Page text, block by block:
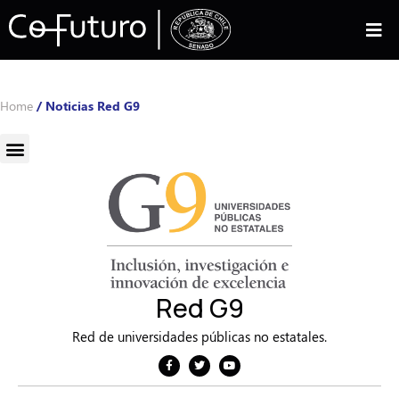
Home / Noticias Red G9
Red G9
Red de universidades públicas no estatales.